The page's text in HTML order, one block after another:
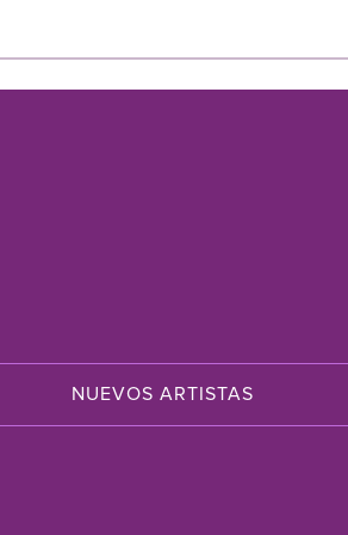
NUEVOS ARTISTAS